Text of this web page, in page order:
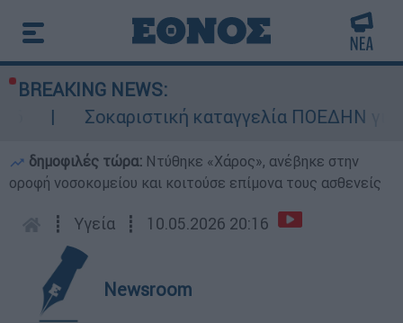
BREAKING NEWS:
Σοκαριστική καταγγελία ΠΟΕΔΗΝ για
δημοφιλές τώρα: Ντύθηκε «Χάρος», ανέβηκε στην
οροφή νοσοκομείου και κοιτούσε επίμονα τους ασθενείς
┋ Υγεία ┋ 10.05.2026 20:16
Newsroom